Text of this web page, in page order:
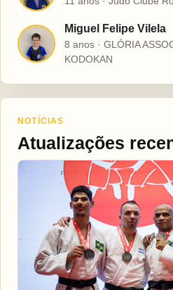
M
Miguel Felipe Vilela
8 anos · GLÓRIA
KODOKAN
NOTÍCIAS
Atualizações